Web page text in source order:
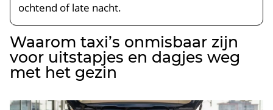
ochtend of late nacht.
Waarom taxi’s onmisbaar zijn
voor uitstapjes en dagjes weg
met het gezin